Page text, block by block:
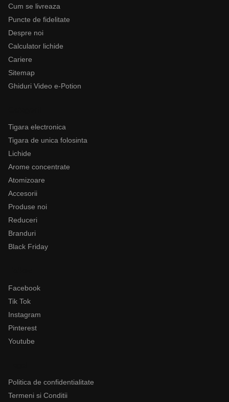
Cum se livreaza
Puncte de fidelitate
Despre noi
Calculator lichide
Cariere
Sitemap
Ghiduri Video e-Potion
Tigara electronica
Tigara de unica folosinta
Lichide
Arome concentrate
Atomizoare
Accesorii
Produse noi
Reduceri
Branduri
Black Friday
Facebook
Tik Tok
Instagram
Pinterest
Youtube
Politica de confidentialitate
Termeni si Conditii